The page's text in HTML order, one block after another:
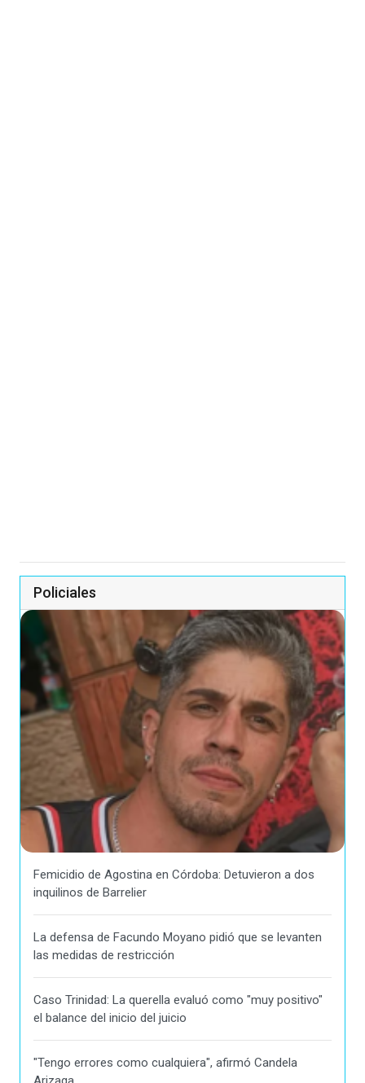
Policiales
Femicidio de Agostina en Córdoba: Detuvieron a dos
inquilinos de Barrelier
La defensa de Facundo Moyano pidió que se levanten
las medidas de restricción
Caso Trinidad: La querella evaluó como "muy positivo"
el balance del inicio del juicio
"Tengo errores como cualquiera", afirmó Candela